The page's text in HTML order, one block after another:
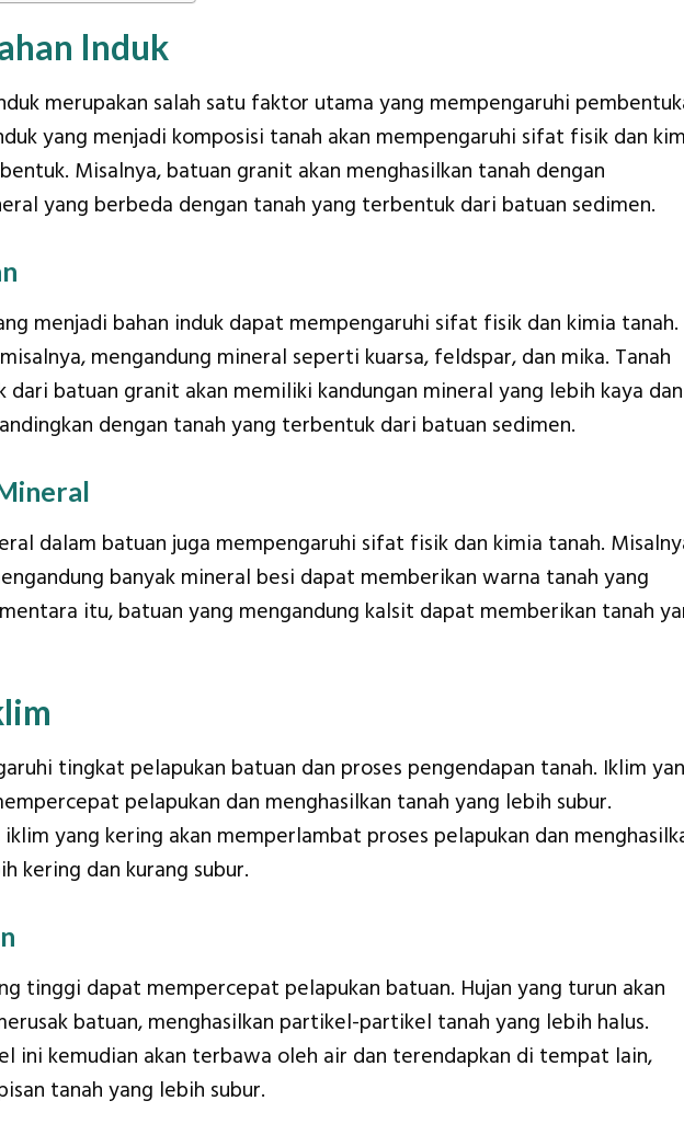
Induk
merupakan salah satu faktor utama yang mempengaruhi
yang menjadi komposisi tanah akan mempengaruhi sifat fisik dan
Misalnya, batuan granit akan menghasilkan tanah dengan
yang berbeda dengan tanah yang terbentuk dari batuan sedimen.
menjadi bahan induk dapat mempengaruhi sifat fisik dan kimia tanah.
mengandung mineral seperti kuarsa, feldspar, dan mika. Tanah
batuan granit akan memiliki kandungan mineral yang lebih kaya dan
dengan tanah yang terbentuk dari batuan sedimen.
dalam batuan juga mempengaruhi sifat fisik dan kimia tanah.
banyak mineral besi dapat memberikan warna tanah yang
itu, batuan yang mengandung kalsit dapat memberikan tanah
tingkat pelapukan batuan dan proses pengendapan tanah. Iklim
pelapukan dan menghasilkan tanah yang lebih subur.
yang kering akan memperlambat proses pelapukan dan
kering dan kurang subur.
tinggi dapat mempercepat pelapukan batuan. Hujan yang turun akan
batuan, menghasilkan partikel-partikel tanah yang lebih halus.
ini kemudian akan terbawa oleh air dan terendapkan di tempat lain,
tanah yang lebih subur.